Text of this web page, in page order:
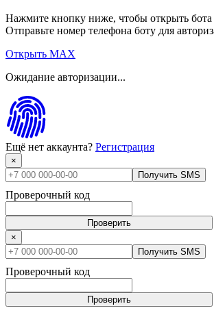
Нажмите кнопку ниже, чтобы открыть бота
Отправьте номер телефона боту для
Открыть MAX
Ожидание авторизации...
Ещё нет аккаунта? Регистрация
×
Получить SMS
Проверочный код
Проверить
×
Получить SMS
Проверочный код
Проверить